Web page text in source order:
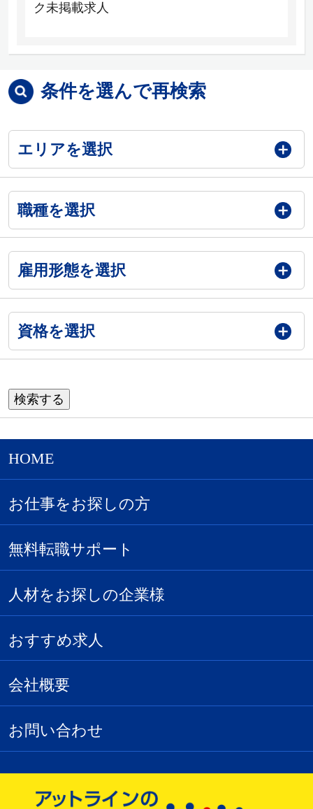
ク未掲載求人
条件を選んで再検索
エリアを選択
職種を選択
雇用形態を選択
資格を選択
HOME
お仕事をお探しの方
無料転職サポート
人材をお探しの企業様
おすすめ求人
会社概要
お問い合わせ